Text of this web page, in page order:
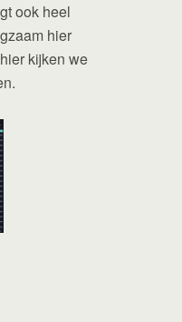
ook heel
hier
kijken we